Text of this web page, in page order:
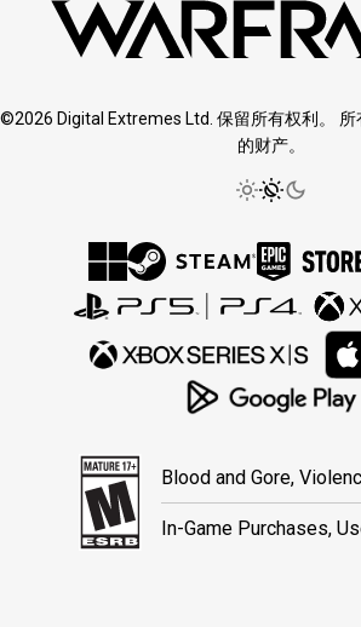
©2026 Digital Extremes Ltd. 保留所有权利。
的财产。
Blood and Gore,
In-Game Purchases,